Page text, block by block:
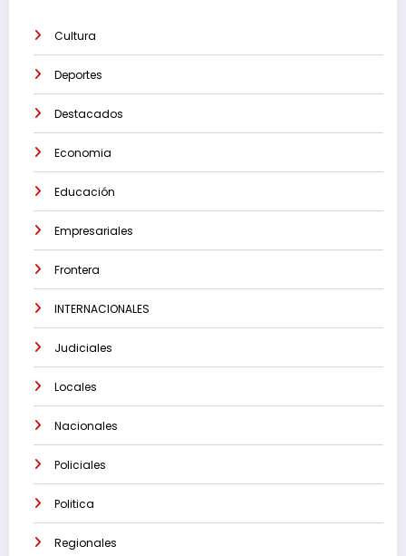
Cultura
Deportes
Destacados
Economia
Educación
Empresariales
Frontera
INTERNACIONALES
Judiciales
Locales
Nacionales
Policiales
Politica
Regionales